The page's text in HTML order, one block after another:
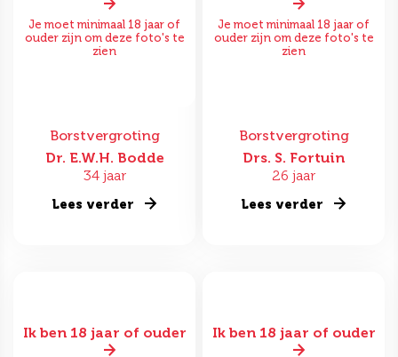
Je moet minimaal 18 jaar of
ouder zijn om deze foto's te
zien
Borstvergroting
Dr. E.W.H. Bodde
34 jaar
Lees verder
Je moet minimaal 18 jaar of
ouder zijn om deze foto's te
zien
Borstvergroting
Drs. S. Fortuin
26 jaar
Lees verder
Ik ben 18 jaar of ouder Ik ben 18 jaar of ouder